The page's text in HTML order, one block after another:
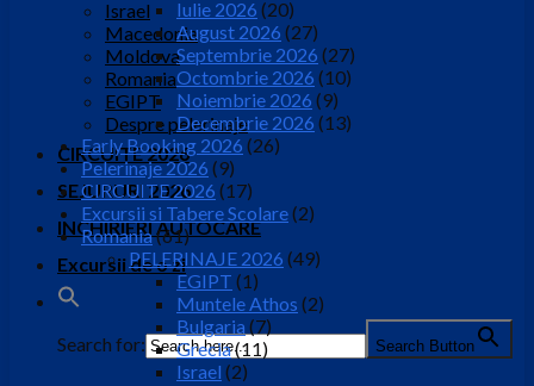
Israel
Macedonia
Moldova
Romania
EGIPT
Despre pelerinaje
CIRCUITE 2026
SEJURURI 2026
INCHIRIERI AUTOCARE
Excursii de o zi
Search for: Search Button
Iulie 2026 (20)
August 2026 (27)
Septembrie 2026 (27)
Octombrie 2026 (10)
Noiembrie 2026 (9)
Decembrie 2026 (13)
Early Booking 2026 (26)
Pelerinaje 2026 (9)
CIRCUITE 2026 (17)
Excursii si Tabere Scolare(2)
Romania(61)
PELERINAJE 2026 (49)
EGIPT (1)
Muntele Athos (2)
Bulgaria (7)
Grecia(11)
Israel (2)